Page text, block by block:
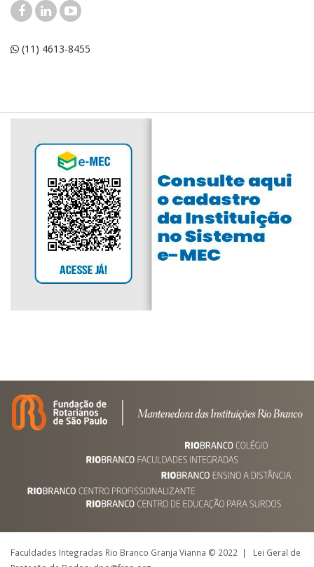
(11) 4613-8455
Faculdades Integradas Rio Branco Granja Vianna © 2022 | Lei Geral de